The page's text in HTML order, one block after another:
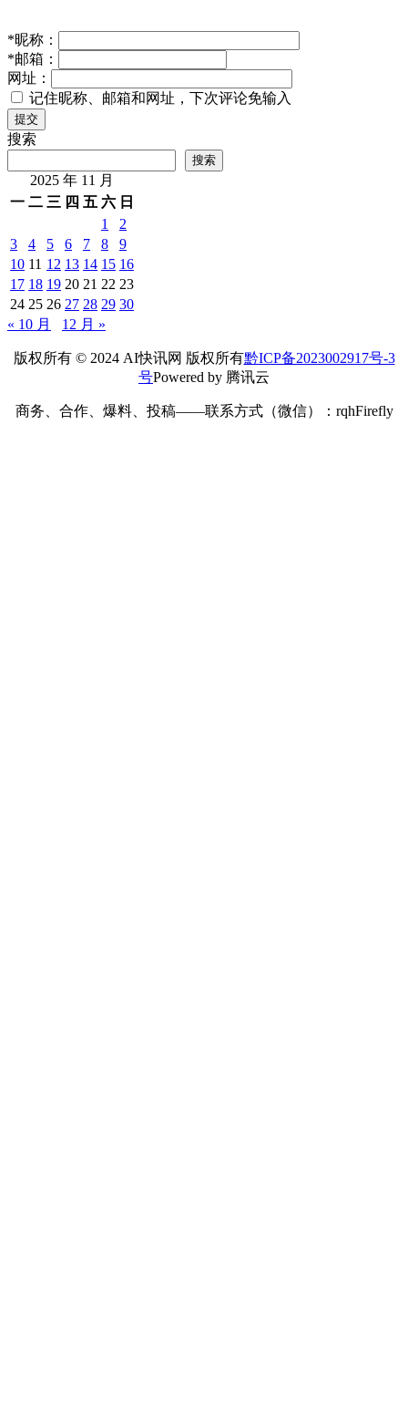
*昵称：
*邮箱：
网址：
记住昵称、邮箱和网址，下次评论免输入
提交
搜索
搜索
2025 年 11 月
一 二 三 四 五 六 日
1
2
3
4 5 6 7 8
9
10 11 12 13 14 15 16
17 18 19 20 21 22 23
24 25 26 27 28 29 30
« 10 月
12 月 »
版权所有 © 2024 AI快讯网 版权所有黔ICP备2023002917号-3
号Powered by 腾讯云
商务、合作、爆料、投稿——联系方式（微信）：rqhFirefly